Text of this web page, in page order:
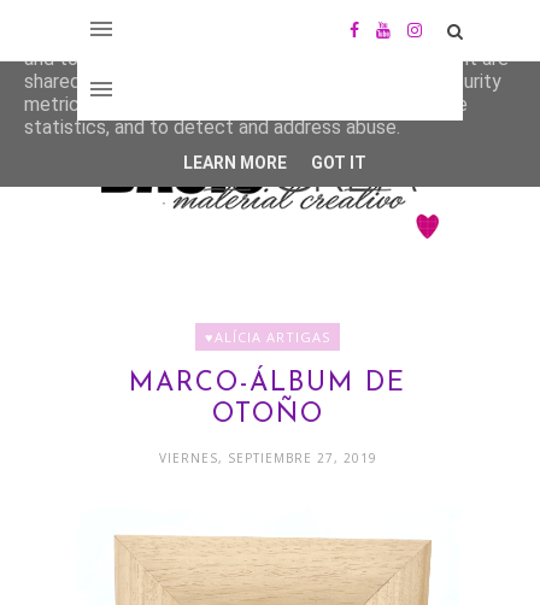
♥ALÍCIA ARTIGAS
MARCO-ÁLBUM DE
OTOÑO
VIERNES, SEPTIEMBRE 27, 2019
This site uses cookies from Google to deliver its services
and to analyze traffic. Your IP address and user-agent are
shared with Google along with performance and security
metrics to ensure quality of service, generate usage
statistics, and to detect and address abuse.
LEARN MORE GOT IT